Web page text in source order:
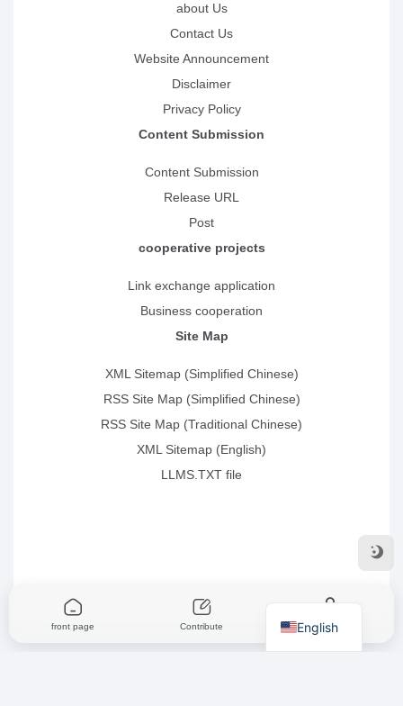
about Us
Contact Us
Website Announcement
Disclaimer
Privacy Policy
Content Submission
Content Submission
Release URL
Post
cooperative projects
Link exchange application
Business cooperation
Site Map
XML Sitemap (Simplified Chinese)
RSS Site Map (Simplified Chinese)
RSS Site Map (Traditional Chinese)
XML Sitemap (English)
LLMS.TXT file
front page Contribute mine
English